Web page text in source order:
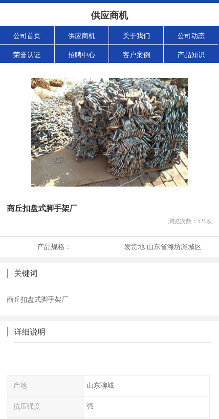
供应商机
公司首页 供应商机 关于我们 公司动态
荣誉认证 招聘中心 客户案例 产品知识
商丘扣盘式脚手架厂
浏览次数： 521次
产品规格： 发货地:山东省潍坊潍城区
关键词
商丘扣盘式脚手架厂
详细说明
产地 山东聊城
抗压强度 强